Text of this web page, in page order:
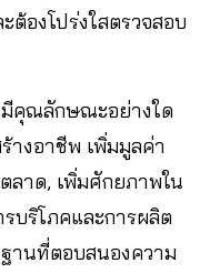
ต้องโปร่งใสตรวจสอบ
คุณลักษณะอย่างใด
างอาชีพ เพิ่มมูลค่า
ลาด, เพิ่มศักยภาพใน
บริโภคและการผลิต
านที่ตอบสนองความ